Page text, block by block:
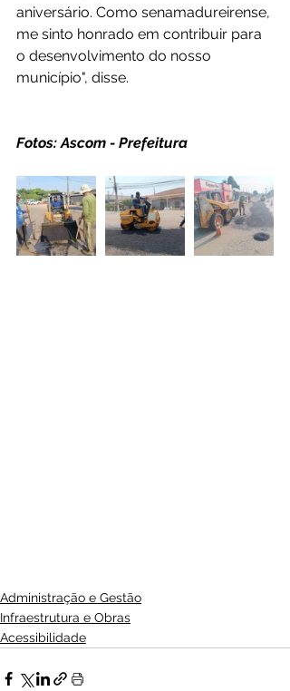
aniversário. Como senamadureirense,
me sinto honrado em contribuir para
o desenvolvimento do nosso
município", disse.
Fotos: Ascom - Prefeitura
Administração e Gestão
Infraestrutura e Obras
Acessibilidade